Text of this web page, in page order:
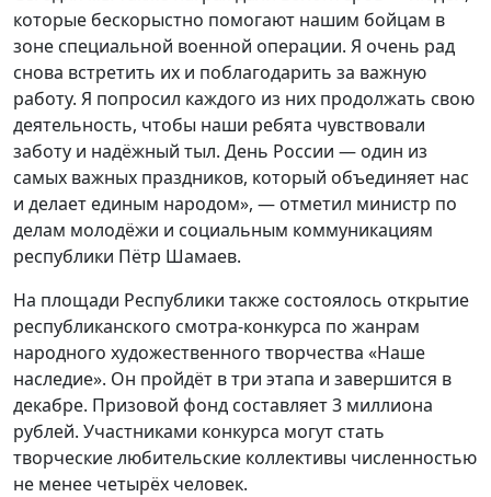
которые бескорыстно помогают нашим бойцам в
зоне специальной военной операции. Я очень рад
снова встретить их и поблагодарить за важную
работу. Я попросил каждого из них продолжать свою
деятельность, чтобы наши ребята чувствовали
заботу и надёжный тыл. День России — один из
самых важных праздников, который объединяет нас
и делает единым народом», — отметил министр по
делам молодёжи и социальным коммуникациям
республики Пётр Шамаев.
На площади Республики также состоялось открытие
республиканского смотра-конкурса по жанрам
народного художественного творчества «Наше
наследие». Он пройдёт в три этапа и завершится в
декабре. Призовой фонд составляет 3 миллиона
рублей. Участниками конкурса могут стать
творческие любительские коллективы численностью
не менее четырёх человек.